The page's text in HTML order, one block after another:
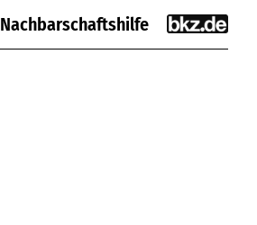
Nachbarschaftshilfe